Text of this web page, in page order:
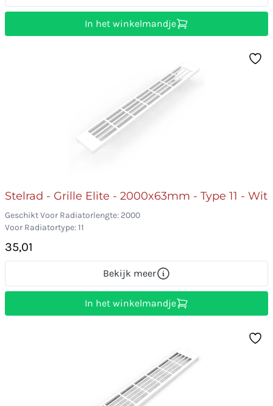
In het winkelmandje
Stelrad - Grille Elite - 2000x63mm - Type 11 - Wit
Geschikt Voor Radiatorlengte: 2000
Voor Radiatortype: 11
35,01
Bekijk meer
In het winkelmandje